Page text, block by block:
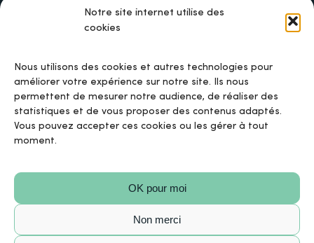
Notre site internet utilise des
cookies
Nous utilisons des cookies et autres technologies pour
améliorer votre expérience sur notre site. Ils nous
permettent de mesurer notre audience, de réaliser des
statistiques et de vous proposer des contenus adaptés.
Vous pouvez accepter ces cookies ou les gérer à tout
moment.
OK pour moi
Non merci
Lancer une collecte sur Ulule
MAIF, l’assureur militant
Mentions légales
Politique de confidentialité
Conditions Générales d’Utilisation